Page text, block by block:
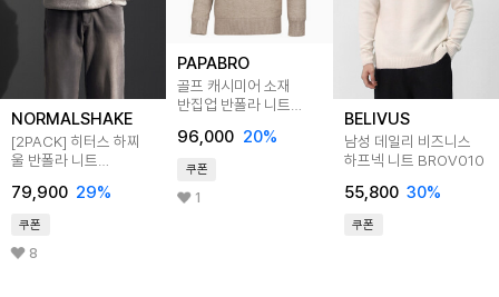
NORMALSHAKE
[2PACK] 히터스 하찌
울 반폴라 니트
79,900 29%
쿠폰
8
PAPABRO
골프 캐시미어 소재
반집업 반폴라 니트
96,000 20%
쿠폰
1
BELIVUS
남성 데일리 비즈니스
하프넥 니트 BROV010
55,800 30%
쿠폰